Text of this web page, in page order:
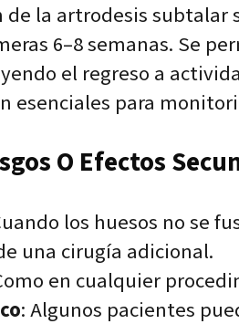
de la artrodesis
6–8 semanas. Se
el regreso a
esenciales para
O Efectos
los huesos no se
una cirugía adicional.
en cualquier
: Algunos pacientes